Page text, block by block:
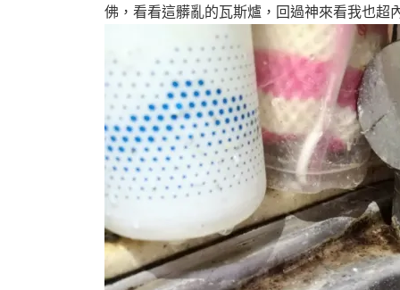
佛，看看這髒亂的瓦斯爐，回過神來看我也超